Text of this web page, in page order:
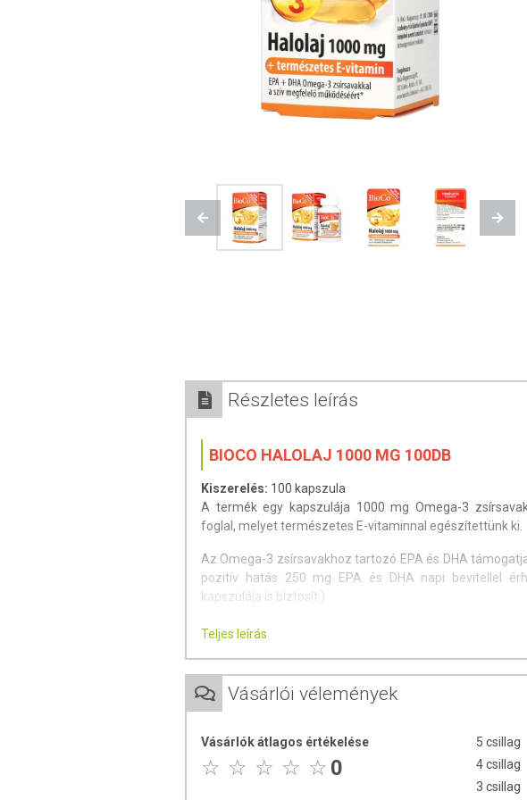
Previous Next
Részletes leírás
BIOCO HALOLAJ 1000 MG 100DB
Kiszerelés: 100 kapszula
A termék egy kapszulája 1000 mg Omega-3
foglal, melyet természetes E-vitaminnal egészítettünk ki.
Az Omega-3 zsírsavakhoz tartozó EPA és DHA
pozitív hatás 250 mg EPA és DHA napi bevitellel
kapszulája is biztosít.)
Az E-vitamin hozzájárul a sejtek védelméhez az
2
Teljes leírás
Vásárlói vélemények
Vásárlók átlagos értékelése
0
5 csillag
4 csillag
3 csillag